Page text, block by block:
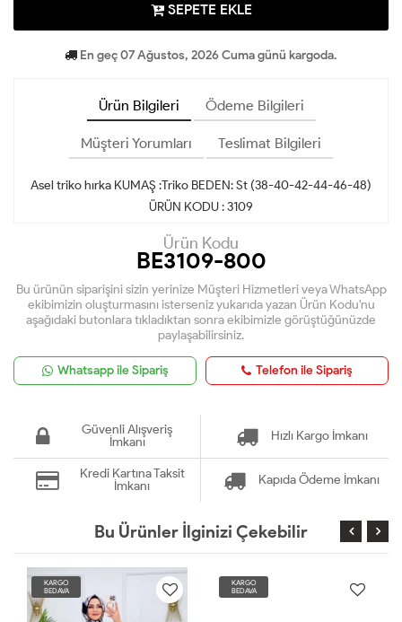
SEPETE EKLE
En geç 07 Ağustos, 2026 Cuma günü kargoda.
Ürün Bilgileri Ödeme Bilgileri
Müşteri Yorumları Teslimat Bilgileri
Asel triko hırka KUMAŞ :Triko BEDEN: St (38-40-42-44-46-48)
ÜRÜN KODU : 3109
Ürün Kodu
BE3109-800
Bu ürünün siparişini sizin yerinize Müşteri Hizmetleri veya WhatsApp
ekibimizin oluşturmasını isterseniz yukarıda yazan Ürün Kodu'nu
aşağıdaki butonlara tıkladıktan sonra ekibimizle görüştüğünüzde
paylaşabilirsiniz.
Whatsapp ile Sipariş Telefon ile Sipariş
Güvenli Alışveriş
İmkanı
Hızlı Kargo İmkanı
Kredi Kartına Taksit
İmkanı
Kapıda Ödeme İmkanı
Bu Ürünler İlginizi Çekebilir
KARGO
BEDAVA
KARGO
BEDAVA